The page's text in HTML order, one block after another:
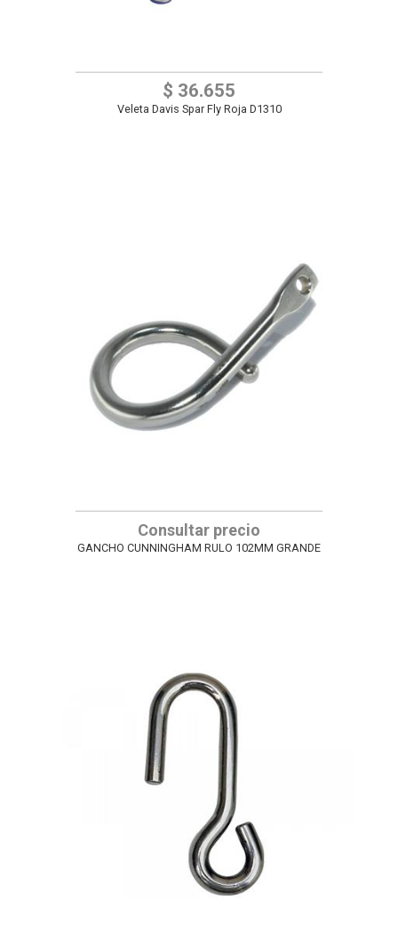
$ 36.655
Veleta Davis Spar Fly Roja D1310
Consultar precio
GANCHO CUNNINGHAM RULO 102MM GRANDE